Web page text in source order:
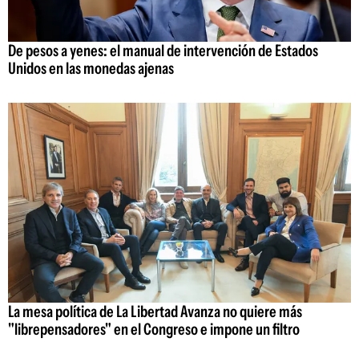
De pesos a yenes: el manual de intervención de Estados
Unidos en las monedas ajenas
La mesa política de La Libertad Avanza no quiere más
"librepensadores" en el Congreso e impone un filtro